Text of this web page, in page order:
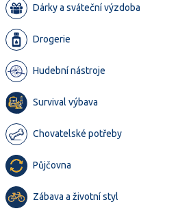
Dárky a sváteční výzdoba
Drogerie
Hudební nástroje
Survival výbava
Chovatelské potřeby
Půjčovna
Zábava a životní styl